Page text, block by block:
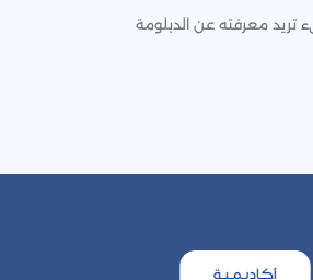
تريد معرفته عن الدبلومة